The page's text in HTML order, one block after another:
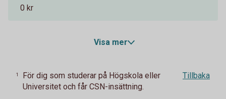
0 kr
Visa mer
1
För dig som studerar på Högskola eller
Universitet och får CSN-insättning.
Tillbaka